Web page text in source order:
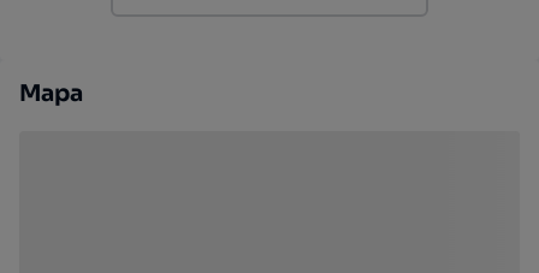
Mapa